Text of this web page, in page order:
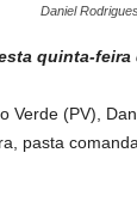
Daniel
quinta-
Verde (PV),
pasta